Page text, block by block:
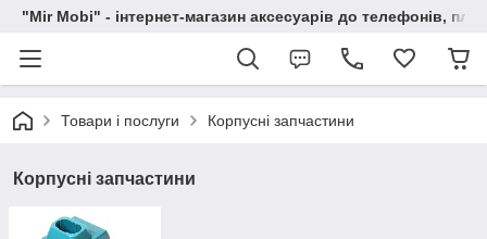
"Mir Mobi" - інтернет-магазин аксесуарів до телефонів,
Товари і послуги Корпусні запчастини
Корпусні запчастини